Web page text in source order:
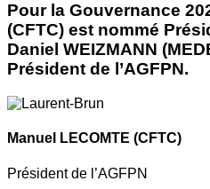
Pour la Gouvernance
(CFTC) est nommé
Daniel WEIZMANN
Président de l’AGFPN.
Manuel LECOMTE (CFTC)
Président de l’AGFPN